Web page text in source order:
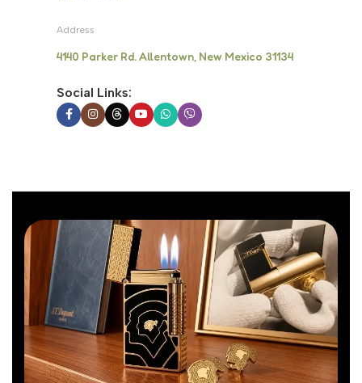
Address
4140 Parker Rd. Allentown, New Mexico 31134
Social Links: